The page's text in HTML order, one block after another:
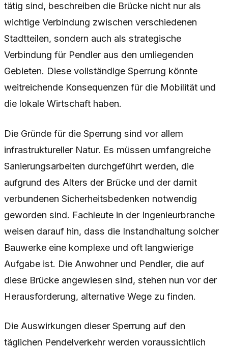
tätig sind, beschreiben die Brücke nicht nur als
wichtige Verbindung zwischen verschiedenen
Stadtteilen, sondern auch als strategische
Verbindung für Pendler aus den umliegenden
Gebieten. Diese vollständige Sperrung könnte
weitreichende Konsequenzen für die Mobilität und
die lokale Wirtschaft haben.
Die Gründe für die Sperrung sind vor allem
infrastruktureller Natur. Es müssen umfangreiche
Sanierungsarbeiten durchgeführt werden, die
aufgrund des Alters der Brücke und der damit
verbundenen Sicherheitsbedenken notwendig
geworden sind. Fachleute in der Ingenieurbranche
weisen darauf hin, dass die Instandhaltung solcher
Bauwerke eine komplexe und oft langwierige
Aufgabe ist. Die Anwohner und Pendler, die auf
diese Brücke angewiesen sind, stehen nun vor der
Herausforderung, alternative Wege zu finden.
Die Auswirkungen dieser Sperrung auf den
täglichen Pendelverkehr werden voraussichtlich